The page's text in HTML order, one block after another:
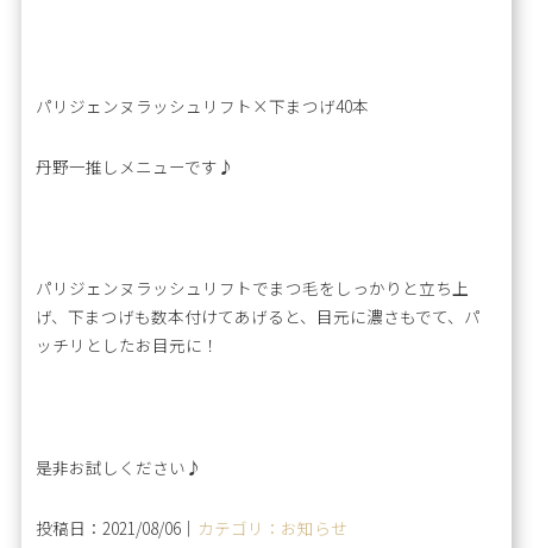
パリジェンヌラッシュリフト×下まつげ40本
丹野一推しメニューです♪
パリジェンヌラッシュリフトでまつ毛をしっかりと立ち上
げ、下まつげも数本付けてあげると、目元に濃さもでて、パ
ッチリとしたお目元に！
是非お試しください♪
投稿日：2021/08/06｜ カテゴリ：お知らせ